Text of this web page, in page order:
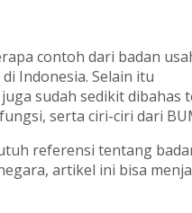
contoh dari badan
Indonesia. Selain itu
sudah sedikit dibahas
serta ciri-ciri dari
referensi tentang
artikel ini bisa